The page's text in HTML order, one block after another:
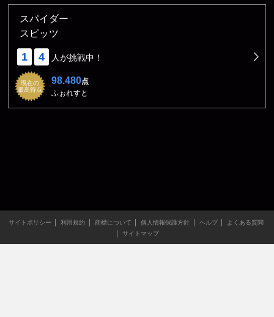
スパイダー
スピッツ
1 4 人が挑戦中！
現在の
最高得点
98.480点
ふぉれすと
サイトポリシー 利用規約 商標について 個人情報保護方針 ヘルプ
よくある質問
サイトマップ